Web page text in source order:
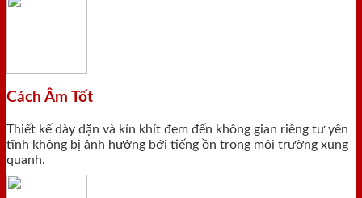
Cách Âm Tốt
Thiết kế dày dặn và kín khít đem đến không gian riêng tư yên
tĩnh không bị ảnh hưởng bới tiếng ồn trong môi trường xung
quanh.